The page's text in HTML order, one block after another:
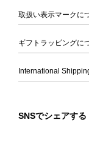
取扱い表示マークに
ギフトラッピングに
International
SNSでシェアする